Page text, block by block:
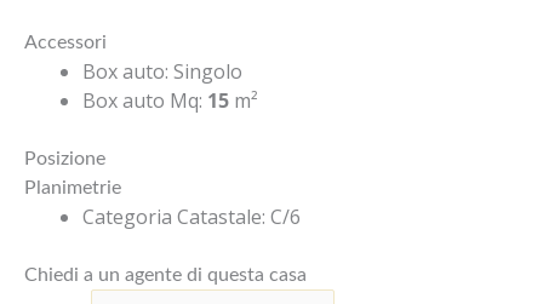
Accessori
Box auto: Singolo
Box auto Mq: 15 m²
Posizione
Planimetrie
Categoria Catastale: C/6
Chiedi a un agente di questa casa